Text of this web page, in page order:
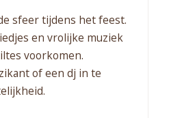
sfeer tijdens het feest.
en vrolijke muziek
voorkomen.
of een dj in te